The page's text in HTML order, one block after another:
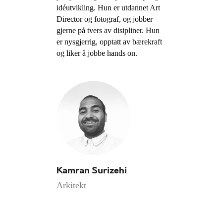
idéutvikling. Hun er utdannet Art
Director og fotograf, og jobber
gjerne på tvers av disipliner. Hun
er nysgjerrig, opptatt av bærekraft
og liker å jobbe hands on.
Kamran Surizehi
Arkitekt